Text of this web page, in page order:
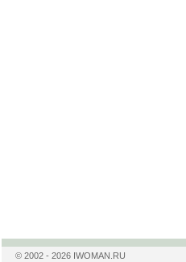
© 2002 - 2026 IWOMAN.RU